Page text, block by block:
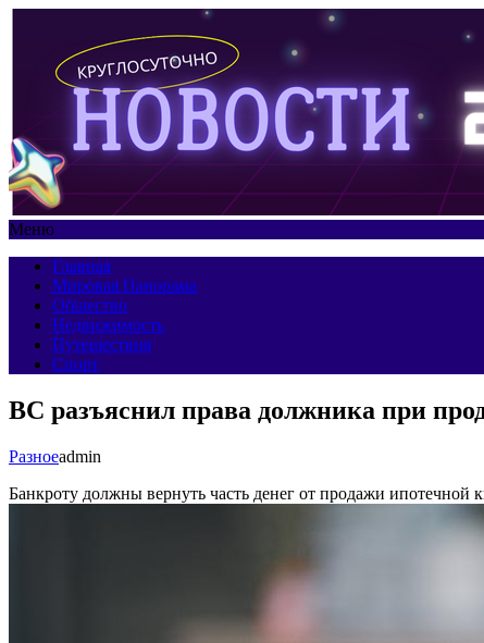
Меню
Главная
Мировая Панорама
Общество
Недвижимость
Путешествия
Спорт
ВС разъяснил права должника при
Разноеadmin
Банкроту должны вернуть часть денег от продажи ипотечной